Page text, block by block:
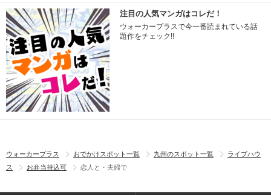
注目の人気マンガはコレだ！
ウォーカープラスで今一番読まれている話
題作をチェック!!
ウォーカープラス おでかけスポット一覧 九州のスポット一覧
ライブハウ
ス
お弁当持込可 恋人と・夫婦で